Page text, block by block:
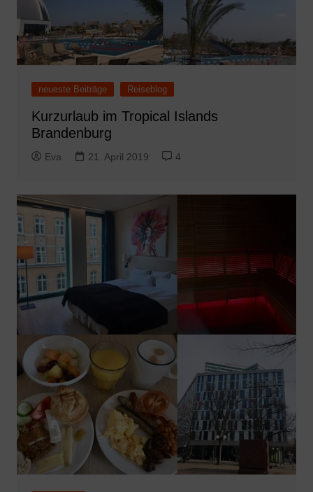
neueste Beiträge Reiseblog
Kurzurlaub im Tropical Islands
Brandenburg
Eva 21. April 2019 4